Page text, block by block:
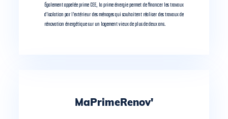
Également appelée prime CEE, la prime énergie permet de financer les travaux
d’isolation par l’extérieur des ménages qui souhaitent réaliser des travaux de
rénovation énergétique sur un logement vieux de plus de deux ans.
MaPrimeRenov'